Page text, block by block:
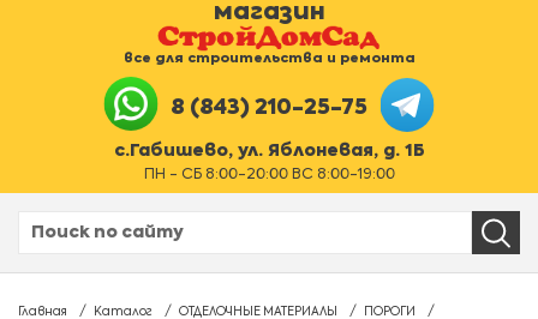
магазин
все для строительства и ремонта
8 (843) 210-25-75
с.Габишево, ул. Яблоневая, д. 1Б
ПН - СБ 8:00-20:00 ВС 8:00-19:00
Главная Каталог ОТДЕЛОЧНЫЕ МАТЕРИАЛЫ
ПОРОГИ